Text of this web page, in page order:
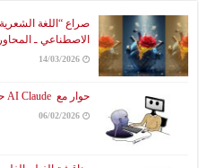
صراع “اللغة
الاصطناعي ـ
14/03/2026
حوار مع AI Claude حول التاريخ والحقيقة
06/02/2026